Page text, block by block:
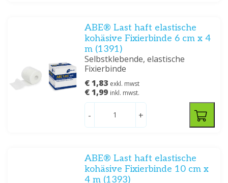
ABE® Last haft elastische
kohäsive Fixierbinde 6 cm x 4
m (1391)
Selbstklebende, elastische
Fixierbinde
€ 1,83 exkl. mwst
€ 1,99 inkl. mwst.
- +
ABE® Last haft elastische
kohäsive Fixierbinde 10 cm x
4 m (1393)